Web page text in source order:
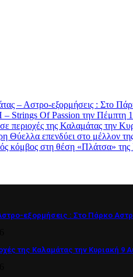
– Αστρο-εξορμήσεις : Στο
Of Passion την Πέμπτη 13
περιοχές της Καλαμάτας την
επενδύει στο μέλλον της:
κόμβος στη θέση «Πλάτσα»
εξορμήσεις : Στο Πάρκο
της Καλαμάτας την Κυριακή 9